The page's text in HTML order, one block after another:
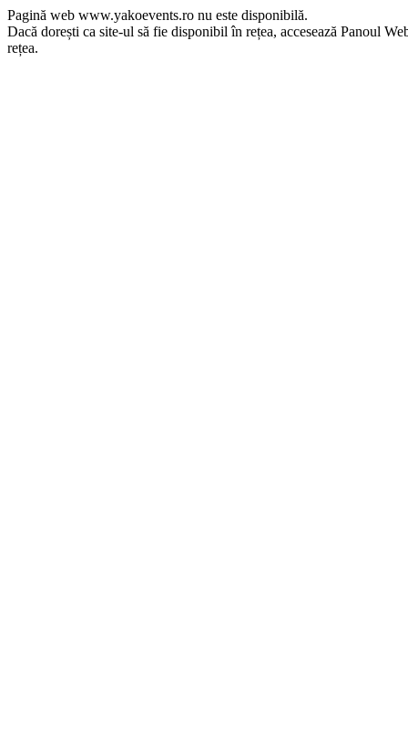
Pagină web www.yakoevents.ro nu este disponibilă.
Dacă dorești ca site-ul să fie disponibil în rețea, accesează Panoul
rețea.